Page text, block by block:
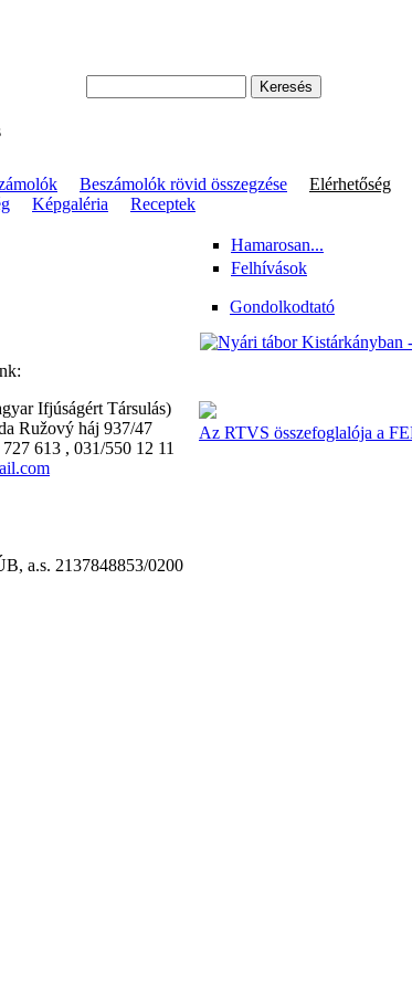
Beszámolók rövid összegzése
Elérhetőség
Képgaléria Receptek
Ifjúságért Társulás)
Ružový háj 937/47
613 , 031/550 12 11
a.s. 2137848853/0200
Hamarosan...
Felhívások
Gondolkodtató
Az RTVS összefoglalója a